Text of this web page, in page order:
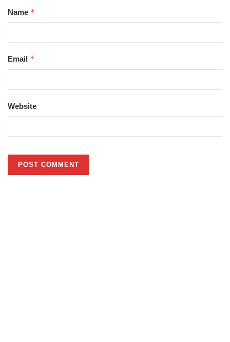
Name *
Email *
Website